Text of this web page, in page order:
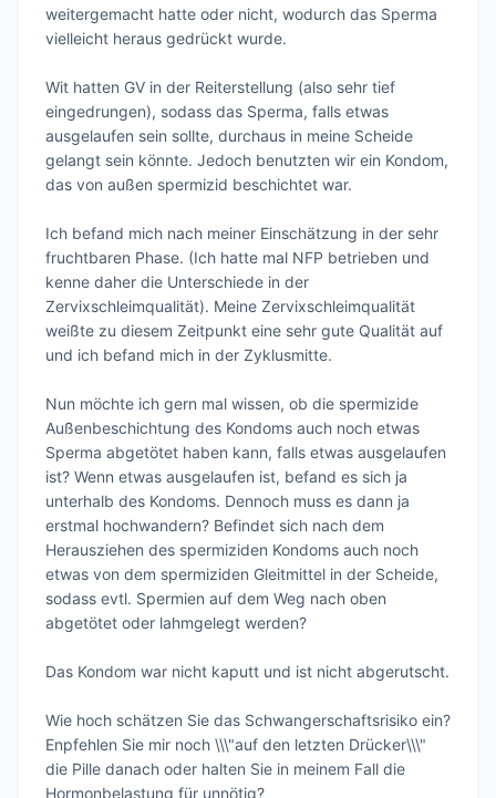
weitergemacht hatte oder nicht, wodurch das Sperma
vielleicht heraus gedrückt wurde.
Wit hatten GV in der Reiterstellung (also sehr tief
eingedrungen), sodass das Sperma, falls etwas
ausgelaufen sein sollte, durchaus in meine Scheide
gelangt sein könnte. Jedoch benutzten wir ein Kondom,
das von außen spermizid beschichtet war.
Ich befand mich nach meiner Einschätzung in der sehr
fruchtbaren Phase. (Ich hatte mal NFP betrieben und
kenne daher die Unterschiede in der
Zervixschleimqualität). Meine Zervixschleimqualität
weißte zu diesem Zeitpunkt eine sehr gute Qualität auf
und ich befand mich in der Zyklusmitte.
Nun möchte ich gern mal wissen, ob die spermizide
Außenbeschichtung des Kondoms auch noch etwas
Sperma abgetötet haben kann, falls etwas ausgelaufen
ist? Wenn etwas ausgelaufen ist, befand es sich ja
unterhalb des Kondoms. Dennoch muss es dann ja
erstmal hochwandern? Befindet sich nach dem
Herausziehen des spermiziden Kondoms auch noch
etwas von dem spermiziden Gleitmittel in der Scheide,
sodass evtl. Spermien auf dem Weg nach oben
abgetötet oder lahmgelegt werden?
Das Kondom war nicht kaputt und ist nicht abgerutscht.
Wie hoch schätzen Sie das Schwangerschaftsrisiko ein?
Enpfehlen Sie mir noch \\\"auf den letzten Drücker\\\"
die Pille danach oder halten Sie in meinem Fall die
Hormonbelastung für unnötig?